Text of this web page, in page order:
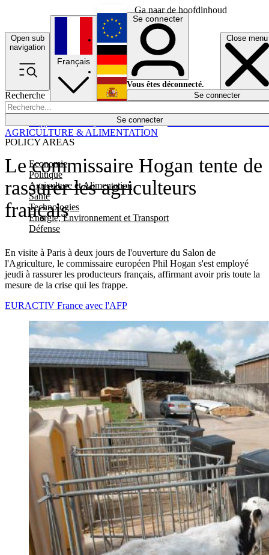
Ga naar de hoofdinhoud
Open sub
navigation
Close menu
Recherche
Se connecter
POLICY AREAS
Economie
Politique
Agriculture et Alimentation
Santé
Technologies
Energie, Environnement et Transport
Défense
Économie
Français
English
Deutsch
Español
Se connecter
Vous êtes déconnecté.
Se connecter
Le commissaire Hogan tente de
rassurer les agriculteurs
français
En visite à Paris à deux jours de l'ouverture du Salon de
l'Agriculture, le commissaire européen Phil Hogan s'est employé
jeudi à rassurer les producteurs français, affirmant avoir pris toute la
mesure de la crise qui les frappe.
AGRICULTURE & ALIMENTATION
EURACTIV France avec l'AFP